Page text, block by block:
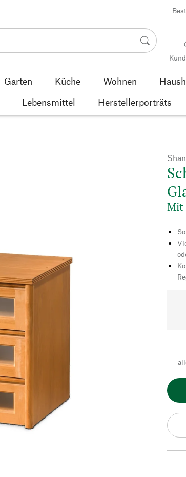
Garten Küche Wohnen
Lebensmittel Herstellerporträts
Mit